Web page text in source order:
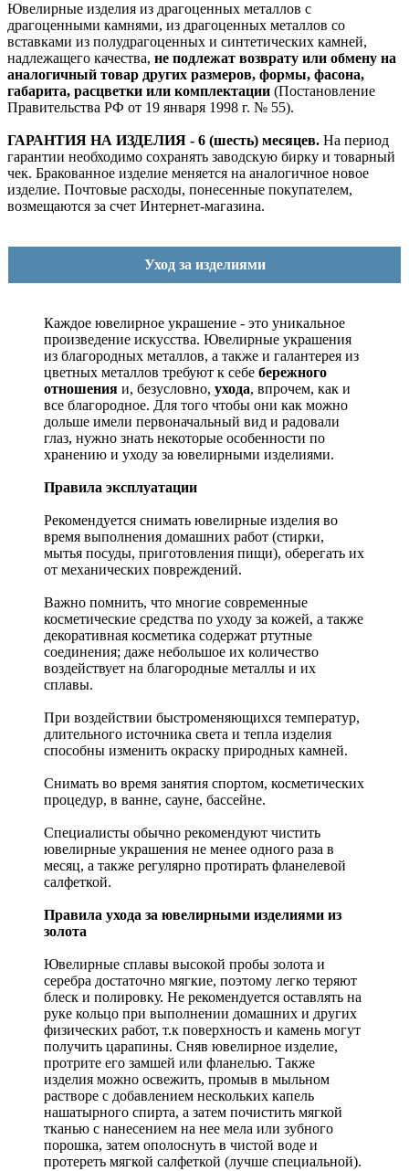
Ювелирные изделия из драгоценных металлов с
драгоценными камнями, из драгоценных металлов со
вставками из полудрагоценных и синтетических камней,
надлежащего качества, не подлежат возврату или обмену на
аналогичный товар других размеров, формы, фасона,
габарита, расцветки или комплектации (Постановление
Правительства РФ от 19 января 1998 г. № 55).
ГАРАНТИЯ НА ИЗДЕЛИЯ - 6 (шесть) месяцев. На период
гарантии необходимо сохранять заводскую бирку и товарный
чек. Бракованное изделие меняется на аналогичное новое
изделие. Почтовые расходы, понесенные покупателем,
возмещаются за счет Интернет-магазина.
Уход за изделиями
Каждое ювелирное украшение - это уникальное
произведение искусства. Ювелирные украшения
из благородных металлов, а также и галантерея из
цветных металлов требуют к себе бережного
отношения и, безусловно, ухода, впрочем, как и
все благородное. Для того чтобы они как можно
дольше имели первоначальный вид и радовали
глаз, нужно знать некоторые особенности по
хранению и уходу за ювелирными изделиями.
Правила эксплуатации
Рекомендуется снимать ювелирные изделия во
время выполнения домашних работ (стирки,
мытья посуды, приготовления пищи), оберегать их
от механических повреждений.
Важно помнить, что многие современные
косметические средства по уходу за кожей, а также
декоративная косметика содержат ртутные
соединения; даже небольшое их количество
воздействует на благородные металлы и их
сплавы.
При воздействии быстроменяющихся температур,
длительного источника света и тепла изделия
способны изменить окраску природных камней.
Снимать во время занятия спортом, косметических
процедур, в ванне, сауне, бассейне.
Специалисты обычно рекомендуют чистить
ювелирные украшения не менее одного раза в
месяц, а также регулярно протирать фланелевой
салфеткой.
Правила ухода за ювелирными изделиями из
золота
Ювелирные сплавы высокой пробы золота и
серебра достаточно мягкие, поэтому легко теряют
блеск и полировку. Не рекомендуется оставлять на
руке кольцо при выполнении домашних и других
физических работ, т.к поверхность и камень могут
получить царапины. Сняв ювелирное изделие,
протрите его замшей или фланелью. Также
изделия можно освежить, промыв в мыльном
растворе с добавлением нескольких капель
нашатырного спирта, а затем почистить мягкой
тканью с нанесением на нее мела или зубного
порошка, затем ополоснуть в чистой воде и
протереть мягкой салфеткой (лучше специальной).